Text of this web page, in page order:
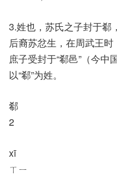
3.姓也，苏氏之子封于郗
后裔苏忿生，在周武王
庶子受封于“郗邑”（今
以“郗”为姓。
郗
2
xī
ㄒㄧ